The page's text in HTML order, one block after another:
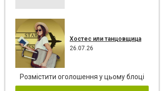
Хостес или танцовщица
26.07.26
Розмістити оголошення у цьому блоці